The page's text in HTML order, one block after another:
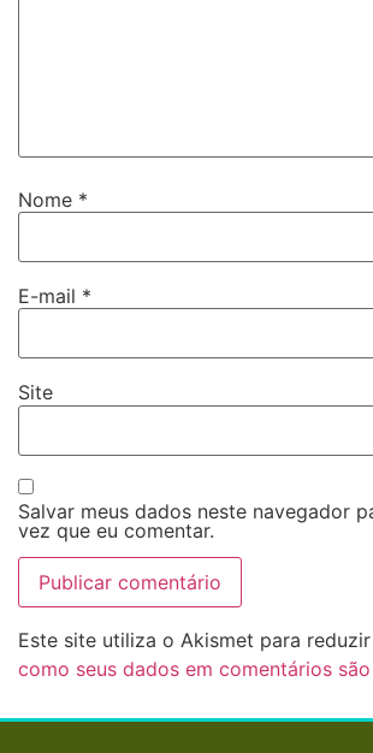
Nome *
E-mail *
Site
Salvar meus dados neste navegador
vez que eu comentar.
Este site utiliza o Akismet para reduzir
como seus dados em comentários